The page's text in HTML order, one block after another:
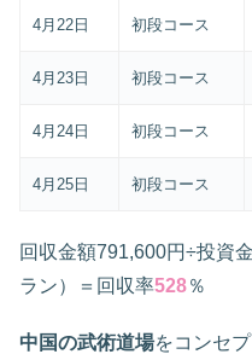
4月22日 初段コース
4月23日 初段コース
4月24日 初段コース
4月25日 初段コース
回収金額791,600円÷投資
ラン）＝回収率528％
中国の武術道場をコンセ